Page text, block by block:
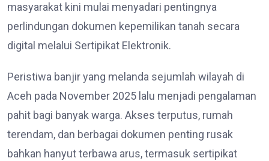
masyarakat kini mulai menyadari pentingnya
perlindungan dokumen kepemilikan tanah secara
digital melalui Sertipikat Elektronik.
Peristiwa banjir yang melanda sejumlah wilayah di
Aceh pada November 2025 lalu menjadi pengalaman
pahit bagi banyak warga. Akses terputus, rumah
terendam, dan berbagai dokumen penting rusak
bahkan hanyut terbawa arus, termasuk sertipikat